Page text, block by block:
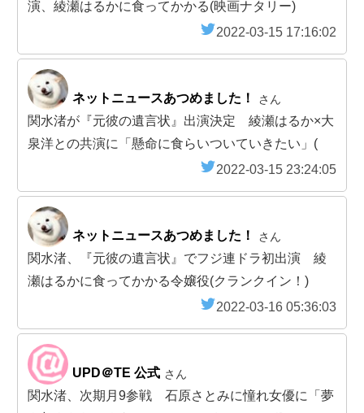
演、綾瀬はるかに食ってかかる(映画ナタリー)
2022-03-15 17:16:02
ネットニュースあつめました！ さん
関水渚が『元彼の遺言状』出演決定 綾瀬はるか×大
泉洋との共演に「懸命に食らいついていきたい」(
2022-03-15 23:24:05
ネットニュースあつめました！ さん
関水渚、『元彼の遺言状』でフジ連ドラ初出演 綾
瀬はるかに食ってかかる令嬢役(クランクイン！)
2022-03-16 05:36:03
UPD＠TE 公式 さん
関水渚、次期月9参戦 石原さとみに憧れ女優に「夢